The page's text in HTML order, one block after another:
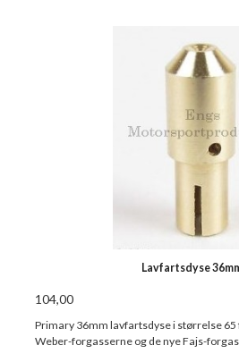
Lavfartsdyse
104,00
Primary 36mm lavfartsdyse i størrelse 65
Weber-forgasserne og de nye Fajs-